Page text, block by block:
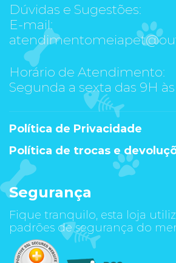
Dúvidas e Sugestões:
E-mail:
Horário de Atendimento:
Segunda a sexta das 9H às
Política de Privacidade
Política de trocas e
Segurança
Fique tranquilo, esta loja
padrões de segurança do